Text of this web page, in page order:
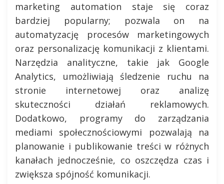
marketing automation staje się coraz
bardziej popularny; pozwala on na
automatyzację procesów marketingowych
oraz personalizację komunikacji z klientami.
Narzędzia analityczne, takie jak Google
Analytics, umożliwiają śledzenie ruchu na
stronie internetowej oraz analizę
skuteczności działań reklamowych.
Dodatkowo, programy do zarządzania
mediami społecznościowymi pozwalają na
planowanie i publikowanie treści w różnych
kanałach jednocześnie, co oszczędza czas i
zwiększa spójność komunikacji.